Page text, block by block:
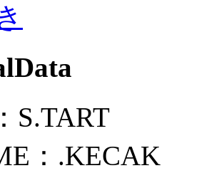
S.TART
：.KECAK